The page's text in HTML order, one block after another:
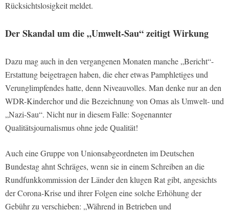
Rücksichtslosigkeit meldet.
Der Skandal um die „Umwelt-Sau“ zeitigt Wirkung
Dazu mag auch in den vergangenen Monaten manche „Bericht“-
Erstattung beigetragen haben, die eher etwas Pamphletiges und
Verunglimpfendes hatte, denn Niveauvolles. Man denke nur an den
WDR-Kinderchor und die Bezeichnung von Omas als Umwelt- und
„Nazi-Sau“. Nicht nur in diesem Falle: Sogenannter
Qualitätsjournalismus ohne jede Qualität!
Auch eine Gruppe von Unionsabgeordneten im Deutschen
Bundestag ahnt Schräges, wenn sie in einem Schreiben an die
Rundfunkkommission der Länder den klugen Rat gibt, angesichts
der Corona-Krise und ihrer Folgen eine solche Erhöhung der
Gebühr zu verschieben: „Während in Betrieben und